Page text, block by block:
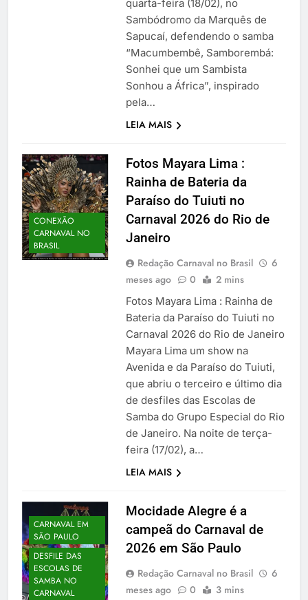
quarta-feira (18/02), no
Sambódromo da Marquês de
Sapucaí, defendendo o samba
“Macumbembê, Samborembá:
Sonhei que um Sambista
Sonhou a África”, inspirado
pela…
LEIA MAIS
CONEXÃO
CARNAVAL NO
BRASIL
Fotos Mayara Lima :
Rainha de Bateria da
Paraíso do Tuiuti no
Carnaval 2026 do Rio de
Janeiro
Redação Carnaval no Brasil
6
meses ago
0 2 mins
Fotos Mayara Lima : Rainha de
Bateria da Paraíso do Tuiuti no
Carnaval 2026 do Rio de Janeiro
Mayara Lima um show na
Avenida e da Paraíso do Tuiuti,
que abriu o terceiro e último dia
de desfiles das Escolas de
Samba do Grupo Especial do Rio
de Janeiro. Na noite de terça-
feira (17/02), a…
LEIA MAIS
CARNAVAL EM
SÃO PAULO
DESFILE DAS
ESCOLAS DE
SAMBA NO
CARNAVAL
Mocidade Alegre é a
campeã do Carnaval de
2026 em São Paulo
Redação Carnaval no Brasil
6
meses ago
0 3 mins